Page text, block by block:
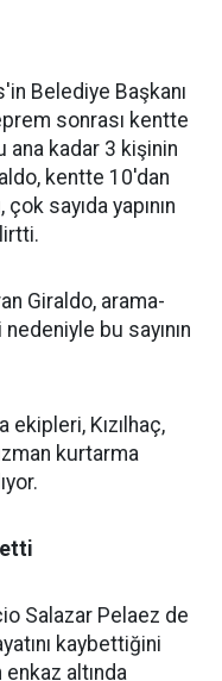
Belediye Başkanı
sonrası kentte
ana kadar 3 kişinin
kentte 10'dan
çok sayıda yapının
Giraldo, arama-
bu sayının
Kızılhaç,
kurtarma
Salazar Pelaez de
kaybettiğini
enkaz altında